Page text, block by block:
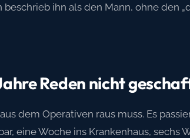
ihn als den Mann, ohne den
Reden nicht
dem Operativen raus muss. Es
eine Woche ins Krankenhaus, sechs